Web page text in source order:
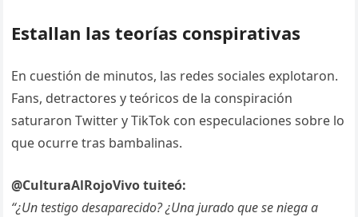
Estallan las teorías conspirativas
En cuestión de minutos, las redes sociales explotaron.
Fans, detractores y teóricos de la conspiración
saturaron Twitter y TikTok con especulaciones sobre lo
que ocurre tras bambalinas.
@CulturaAlRojoVivo tuiteó:
“¿Un testigo desaparecido? ¿Una jurado que se niega a